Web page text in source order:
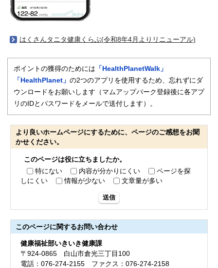
はくさんタニタ健康くらぶ(令和8年4月よりリニューアル)
ポイントの獲得のためには 「HealthPlanetWalk」
「HealthPlanet 」 の2つのアプリを使用するため、忘れずにダ
ウンロードをお願いします（マムアップパーク登録後に各アプ
リのIDとパスワードをメールで送付します）。
より良いホームページにするために、ページのご感想をお聞
かせください。
このページは役に立ちましたか。
特にない
内容が分かりにくい
ページを探
しにくい
情報が少ない 文章量が多い
送信
このページに関するお問い合わせ
健康福祉部いきいき健康課
〒924-0865 白山市倉光三丁目100
電話：076-274-2155 ファクス：076-274-2158